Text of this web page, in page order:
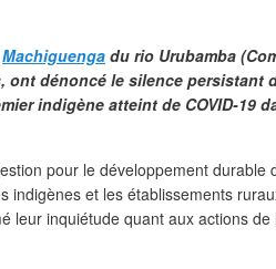
Machiguenga du rio Urubamba
dénoncé le silence persistant
indigène atteint de COVID-19
pour le développement durable
indigènes et les établissements
leur inquiétude quant aux actions de